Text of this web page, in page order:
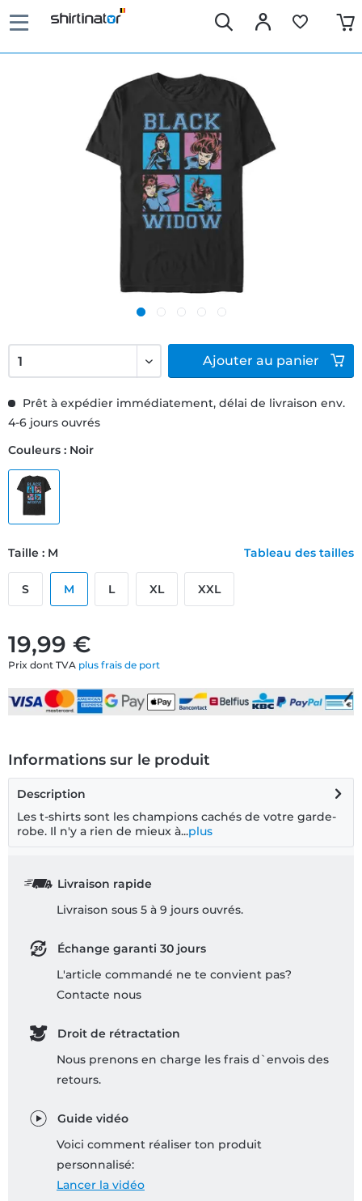
19,99 €
Prix dont TVA plus frais de port
Prêt à expédier immédiatement, délai de livraison env.
4-6 jours ouvrés
Couleurs : Noir
Taille : M Tableau des tailles
S M L XL XXL
Ajouter au panier
Informations sur le produit
Description
Les t-shirts sont les champions cachés de votre garde-
robe. Il n'y a rien de mieux à...plus
Livraison rapide
Livraison sous 5 à 9 jours ouvrés.
Échange garanti 30 jours
L'article commandé ne te convient pas?
Contacte nous
Droit de rétractation
Nous prenons en charge les frais d`envois des
retours.
Guide vidéo
Voici comment réaliser ton produit
personnalisé:
Lancer la vidéo